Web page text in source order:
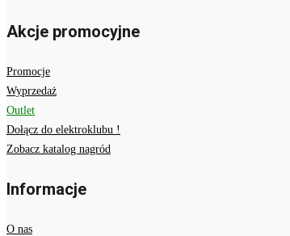
Akcje promocyjne
Promocje
Wyprzedaż
Outlet
Dołącz do elektroklubu !
Zobacz katalog nagród
Informacje
O nas